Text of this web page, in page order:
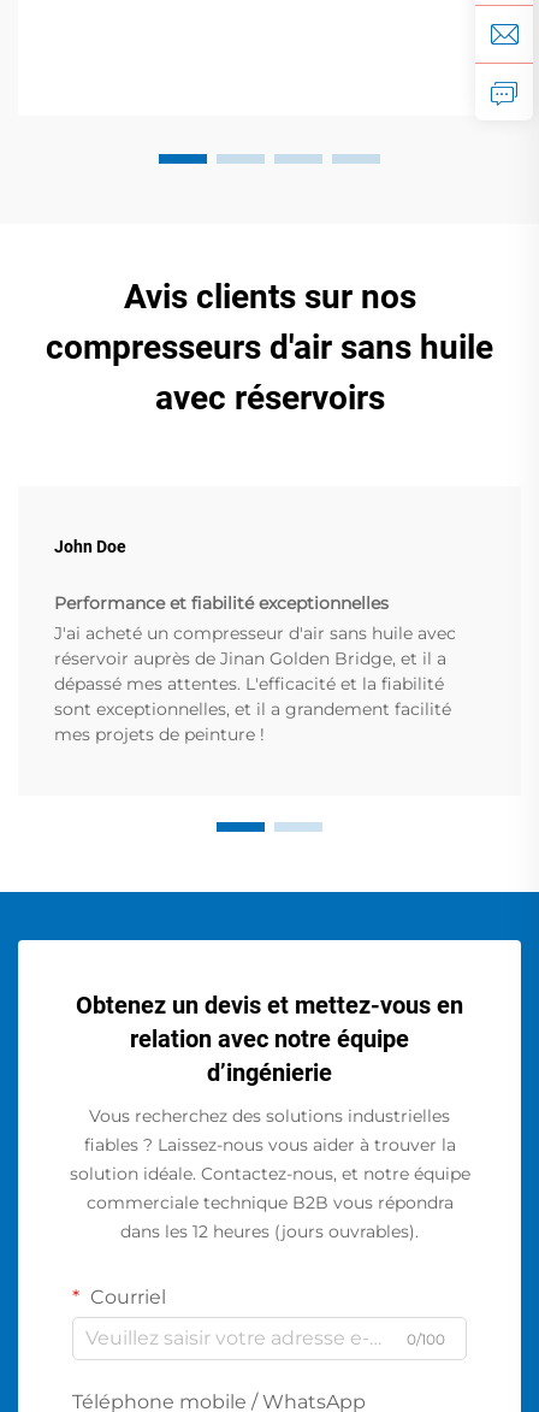
Avis clients sur nos
compresseurs d'air sans huile
avec réservoirs
John Doe
Performance et fiabilité exceptionnelles
J'ai acheté un compresseur d'air sans huile avec
réservoir auprès de Jinan Golden Bridge, et il a
dépassé mes attentes. L'efficacité et la fiabilité
sont exceptionnelles, et il a grandement facilité
mes projets de peinture !
Obtenez un devis et mettez-vous en
relation avec notre équipe
d’ingénierie
Vous recherchez des solutions industrielles
fiables ? Laissez-nous vous aider à trouver la
solution idéale. Contactez-nous, et notre équipe
commerciale technique B2B vous répondra
dans les 12 heures (jours ouvrables).
Courriel
0/100
Téléphone mobile / WhatsApp